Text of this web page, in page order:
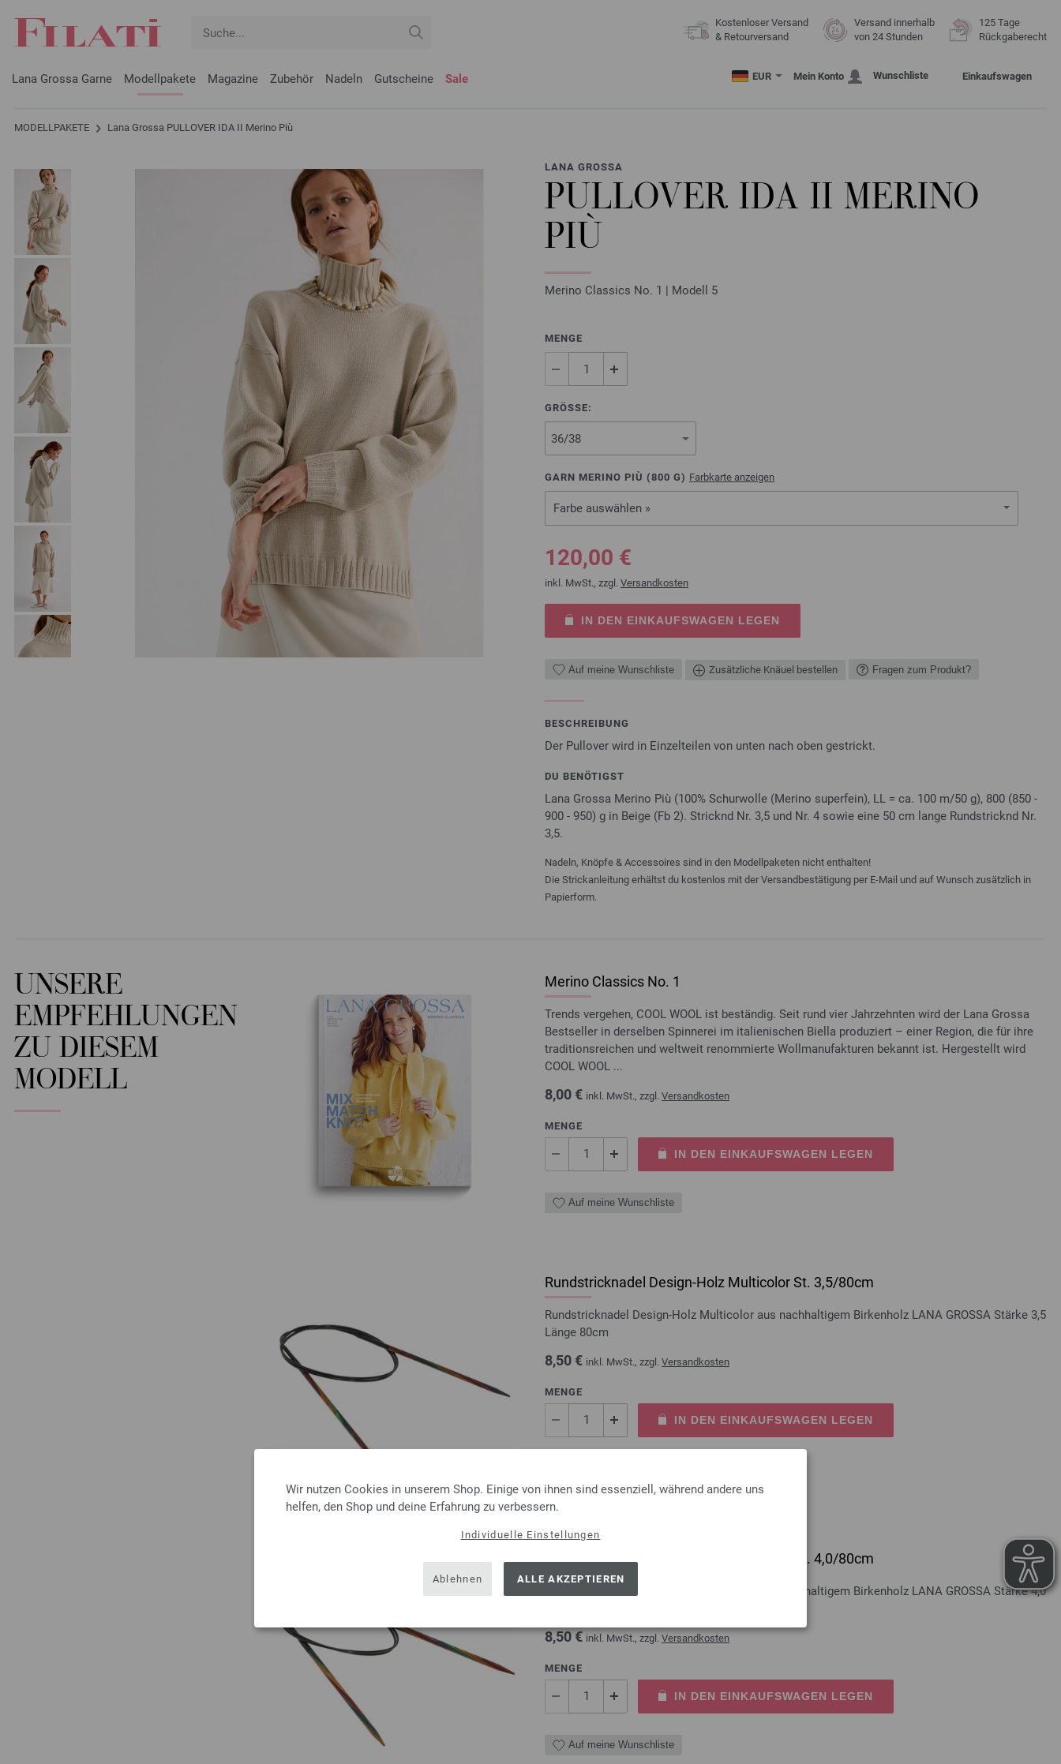
Wir nutzen Cookies in unserem Shop. Einige von ihnen sind essenziell, während andere uns
helfen, den Shop und deine Erfahrung zu verbessern.
Individuelle Einstellungen
Ablehnen ALLE AKZEPTIEREN
Kostenloser Versand
& Retourversand
Versand innerhalb
von 24 Stunden
125 Tage
Rückgaberecht
Lana Grossa Garne Modellpakete Magazine Zubehör Nadeln Gutscheine Sale EUR Mein Konto Wunschliste Einkaufswagen
MODELLPAKETE Lana Grossa PULLOVER IDA II Merino Più
LANA GROSSA
PULLOVER IDA II MERINO
PIÙ
Merino Classics No. 1 | Modell 5
MENGE
GRÖSSE:
GARN MERINO PIÙ (800 G) Farbkarte anzeigen
Farbe auswählen »
120,00 €
inkl. MwSt., zzgl. Versandkosten
IN DEN EINKAUFSWAGEN LEGEN
Auf meine Wunschliste Zusätzliche Knäuel bestellen Fragen zum Produkt?
BESCHREIBUNG
Der Pullover wird in Einzelteilen von unten nach oben gestrickt.
DU BENÖTIGST
Lana Grossa Merino Più (100% Schurwolle (Merino superfein), LL = ca. 100 m/50 g), 800 (850 -
900 - 950) g in Beige (Fb 2). Stricknd Nr. 3,5 und Nr. 4 sowie eine 50 cm lange Rundstricknd Nr.
3,5.
Nadeln, Knöpfe & Accessoires sind in den Modellpaketen nicht enthalten!
Die Strickanleitung erhältst du kostenlos mit der Versandbestätigung per E-Mail und auf Wunsch zusätzlich in
Papierform.
UNSERE
EMPFEHLUNGEN
ZU DIESEM
MODELL
Merino Classics No. 1
Trends vergehen, COOL WOOL ist beständig. Seit rund vier Jahrzehnten wird der Lana Grossa
Bestseller in derselben Spinnerei im italienischen Biella produziert – einer Region, die für ihre
traditionsreichen und weltweit renommierte Wollmanufakturen bekannt ist. Hergestellt wird
COOL WOOL ...
8,00 € inkl. MwSt., zzgl. Versandkosten
MENGE
IN DEN EINKAUFSWAGEN LEGEN
Auf meine Wunschliste
Rundstricknadel Design-Holz Multicolor St. 3,5/80cm
Rundstricknadel Design-Holz Multicolor aus nachhaltigem Birkenholz LANA GROSSA Stärke 3,5
Länge 80cm
8,50 € inkl. MwSt., zzgl. Versandkosten
MENGE
IN DEN EINKAUFSWAGEN LEGEN
Rundstricknadel Design-Holz Multicolor St. 4,0/80cm
Rundstricknadel Design-Holz Multicolor aus nachhaltigem Birkenholz LANA GROSSA Stärke 4,0
8,50 € inkl. MwSt., zzgl. Versandkosten
MENGE
IN DEN EINKAUFSWAGEN LEGEN
Auf meine Wunschliste